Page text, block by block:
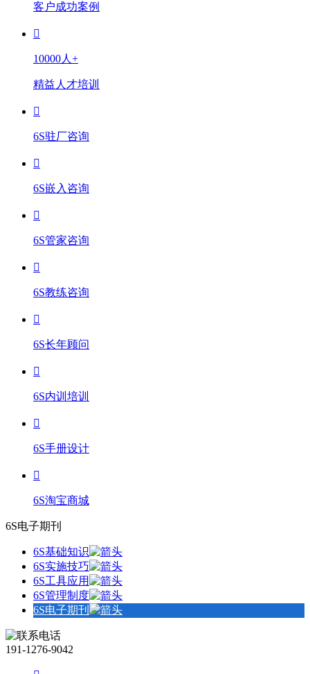
客户成功案例
10000人+
精益人才培训
6S驻厂咨询
6S嵌入咨询
6S管家咨询
6S教练咨询
6S长年顾问
6S内训培训
6S手册设计
6S淘宝商城
6S电子期刊
6S基础知识
6S实施技巧
6S工具应用
6S管理制度
6S电子期刊
191-1276-9042